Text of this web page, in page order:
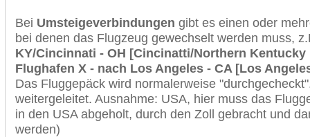
Bei Umsteigeverbindungen gibt es einen oder
bei denen das Flugzeug gewechselt werden muss,
KY/Cincinnati - OH [Cincinatti/Northern
Flughafen X - nach Los Angeles - CA [Los
Das Fluggepäck wird normalerweise
weitergeleitet. Ausnahme: USA, hier muss das
in den USA abgeholt, durch den Zoll gebracht und
werden)